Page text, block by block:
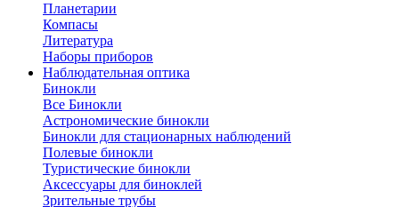
Планетарии
Компасы
Литература
Наборы приборов
Наблюдательная оптика
Бинокли
Все Бинокли
Астрономические бинокли
Бинокли для стационарных наблюдений
Полевые бинокли
Туристические бинокли
Аксессуары для биноклей
Зрительные трубы